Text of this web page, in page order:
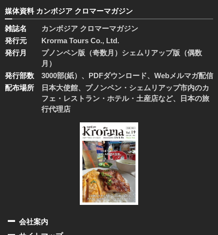
媒体資料 カンボジア クロマーマガジン
雑誌名
カンボジア クロマーマガジン
発行元
Krorma Tours Co., Ltd.
発行月
プノンペン版（奇数月）シェムリアップ版（偶数
月）
発行部数
3000部(紙）、PDFダウンロード、Webメルマガ配信
配布場所
日本大使館、プノンペン・シェムリアップ市内のカ
フェ・レストラン・ホテル・土産店など、日本の旅
行代理店
会社案内